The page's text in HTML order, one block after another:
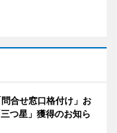
合せ窓口格付け」お
つ星」獲得のお知ら